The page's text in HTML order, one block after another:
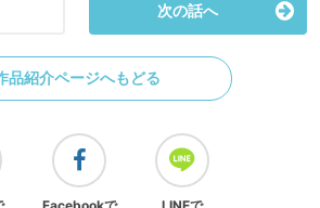
次の話へ
品紹介ページへもどる